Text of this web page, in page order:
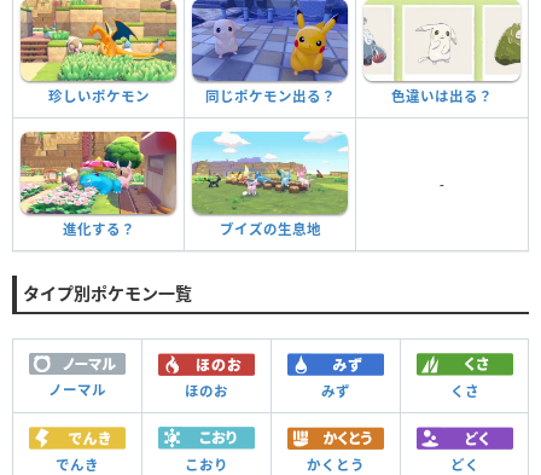
珍しいポケモン 同じポケモン出る？ 色違いは出る？
進化する？ ブイズの生息地
-
タイプ別ポケモン一覧
ノーマル ほのお みず くさ
でんき こおり かくとう どく